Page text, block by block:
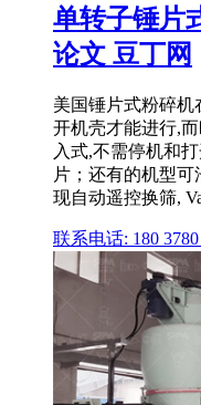
单转子锤片
论文 豆丁网
美国锤片式粉碎
开机壳才能进行,
入式,不需停机和
片；还有的机型
现自动遥控换筛,
联系电话: 180 3780